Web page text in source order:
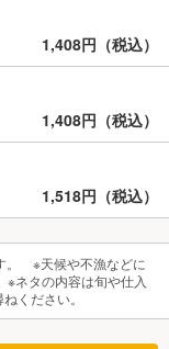
1,408円（税込）
1,408円（税込）
1,518円（税込）
。 ※天候や不漁などに
※ネタの内容は旬や仕入
ください。